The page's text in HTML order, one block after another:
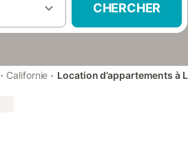
CHERCHER
· Californie · Location d’appartements à